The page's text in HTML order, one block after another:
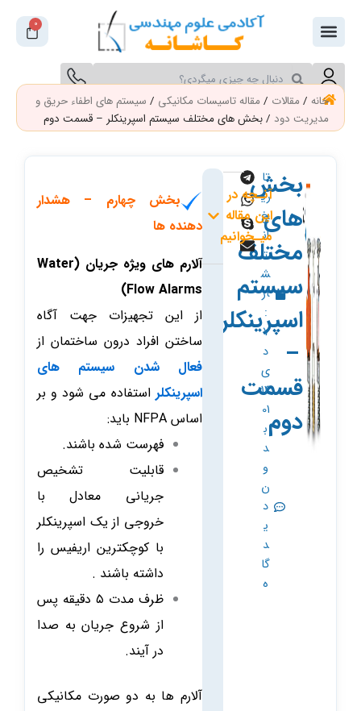
محتوا
0
سبد
خرید
جستجو
کنید
جستجو
کنید
خانه/ مقالات / مقاله تاسیسات مکانیکی / سیستم های اطفاء حریق و
مدیریت دود / بخش های مختلف سیستم اسپرینکلر – قسمت دوم
بخش
های
مختلف
سیستم
اسپرینکلر
–
قسمت
دوم
تا
ری
خ
ان
ت
ش
ار
:
7
د
ی
14
01
ب
د
و
ن
د
ی
د
گا
ه
آنـچه در
این مقاله
میـخوانیم
بخش چهارم – هشدار
دهنده ها
آلارم های ویژه جریان (Water
Flow Alarms)
از این تجهیزات جهت آگاه
ساختن افراد درون ساختمان از
فعال شدن سیستم های
اسپرینکلر استفاده می شود و بر
اساس NFPA باید:
فهرست شده باشند.
قابلیت تشخیص
جریانی معادل با
خروجی از یک اسپرینکلر
با کوچکترین اریفیس را
داشته باشند .
ظرف مدت ۵ دقیقه پس
از شروع جریان به صدا
در آیند.
آلارم ها به دو صورت مکانیکی